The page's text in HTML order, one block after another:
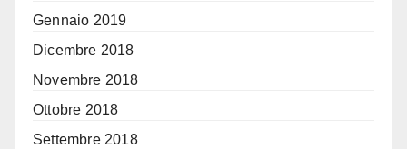
Gennaio 2019
Dicembre 2018
Novembre 2018
Ottobre 2018
Settembre 2018